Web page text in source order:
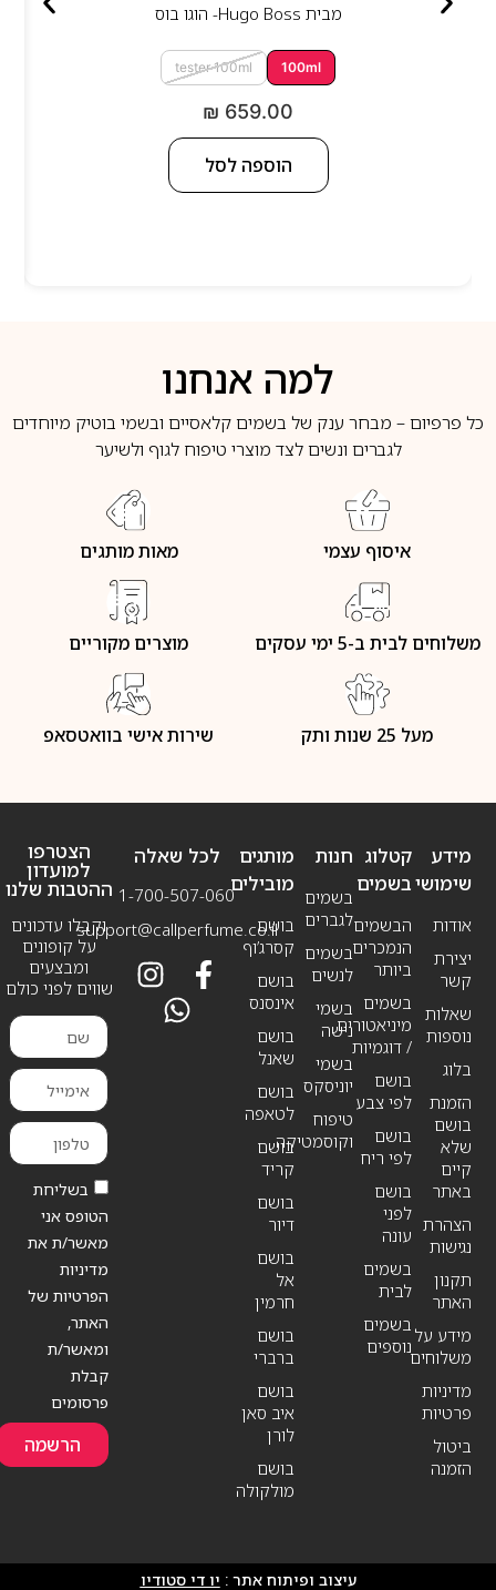
מבית Hugo Boss- הוגו בוס
100ml
tester 100ml
₪ 659.00
הוספה לסל
למה אנחנו
כל פרפיום – מבחר ענק של בשמים קלאסיים ובשמי בוטיק מיוחדים
לגברים ונשים לצד מוצרי טיפוח לגוף ולשיער
איסוף עצמי מאות מותגים
משלוחים לבית ב-5 ימי עסקים מוצרים מקוריים
מעל 25 שנות ותק שירות אישי בוואטסאפ
מידע
שימושי
אודות
יצירת
קשר
שאלות
נוספות
בלוג
הזמנת
בושם
שלא
קיים
באתר
הצהרת
נגישות
תקנון
האתר
מידע על
משלוחים
מדיניות
פרטיות
ביטול
הזמנה
חנות
בשמים
לגברים
בשמים
לנשים
בשמי
נישה
בשמי
יוניסקס
טיפוח
וקוסמטיקה
קטלוג
בשמים
הבשמים
הנמכרים
ביותר
בשמים
מיניאטורים
/ דוגמיות
בושם
לפי צבע
בושם
לפי ריח
בושם
לפני
עונה
בשמים
לבית
בשמים
נוספים
מותגים
מובילים
בושם
קסרג’וף
בושם
אינסנס
בושם
שאנל
בושם
לטאפה
בושם
קריד
בושם
דיור
בושם
אל
חרמין
בושם
ברברי
בושם
איב סאן
לורן
בושם
מולקולה
לכל שאלה
1-700-507-060
support@callperfume.co.il
הצטרפו
למועדון
ההטבות שלנו
וקבלו עדכונים
על קופונים
ומבצעים
שווים לפני כולם
בשליחת
הטופס אני
מאשר/ת את
מדיניות
הפרטיות של
האתר,
ומאשר/ת
קבלת
פרסומים
הרשמה
עיצוב ופיתוח אתר : יו די סטודיו